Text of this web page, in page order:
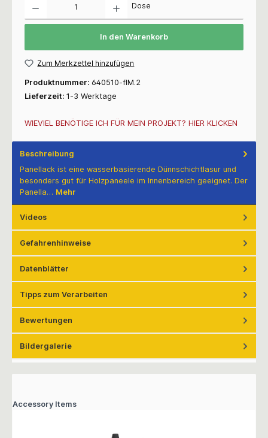
Dose
In den Warenkorb
Zum Merkzettel hinzufügen
Produktnummer: 640510-flM.2
Lieferzeit: 1-3 Werktage
WIEVIEL BENÖTIGE ICH FÜR MEIN PROJEKT? HIER KLICKEN
Beschreibung
Panellack ist eine wasserbasierende Dünnschichtlasur und
besonders gut für Holzpaneele im Innenbereich geeignet. Der
Panella… Mehr
Videos
Gefahrenhinweise
Datenblätter
Tipps zum Verarbeiten
Bewertungen
Bildergalerie
Accessory Items